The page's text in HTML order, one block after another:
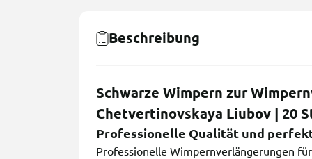
Beschreibung
Schwarze Wimpern zur
Chetvertinovskaya Liubov | 20
Professionelle Qualität und
Professionelle Wimpernverlängerungen